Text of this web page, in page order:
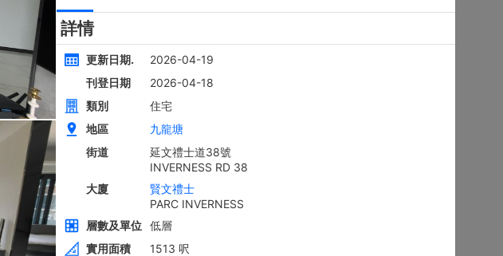
4房
全層
售 $12,000,000
上徑口
沙田 顯徑街
建築 2100呎